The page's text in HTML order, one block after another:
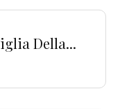
Della...